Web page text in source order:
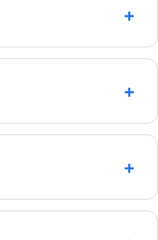
模型会不会引
逐步被收录与抓
整理经验、能否交
FAQ）；再用短视频
，减少信息冲